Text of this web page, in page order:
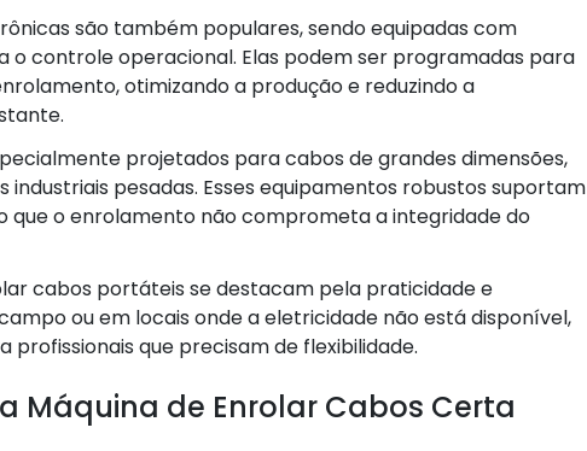
são também populares, sendo equipadas com
o controle operacional. Elas podem ser programadas para
otimizando a produção e reduzindo a
projetados para cabos de grandes dimensões,
industriais pesadas. Esses equipamentos robustos suportam
que o enrolamento não comprometa a integridade do
cabos portáteis se destacam pela praticidade e
ou em locais onde a eletricidade não está disponível,
profissionais que precisam de flexibilidade.
Máquina de Enrolar Cabos Certa